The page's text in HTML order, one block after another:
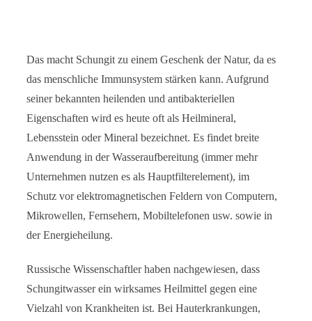
Das macht Schungit zu einem Geschenk der Natur, da es
das menschliche Immunsystem stärken kann. Aufgrund
seiner bekannten heilenden und antibakteriellen
Eigenschaften wird es heute oft als Heilmineral,
Lebensstein oder Mineral bezeichnet. Es findet breite
Anwendung in der Wasseraufbereitung (immer mehr
Unternehmen nutzen es als Hauptfilterelement), im
Schutz vor elektromagnetischen Feldern von Computern,
Mikrowellen, Fernsehern, Mobiltelefonen usw. sowie in
der Energieheilung.
Russische Wissenschaftler haben nachgewiesen, dass
Schungitwasser ein wirksames Heilmittel gegen eine
Vielzahl von Krankheiten ist. Bei Hauterkrankungen,